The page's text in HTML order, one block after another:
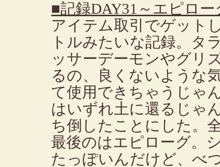
■記録DAY31～エピロー
アイテム取引でゲット
トルみたいな記録。タ
ッサーデーモンやグリ
るの、良くないような
て使用できちゃうじゃ
はいずれ土に還るじゃ
ち倒したことにした。
最後のはエピローグ。
たっぽいんだけど、べ